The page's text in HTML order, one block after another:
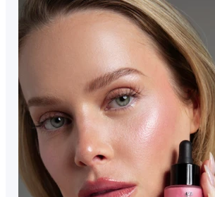
bez narušenia kožnej bariéry.